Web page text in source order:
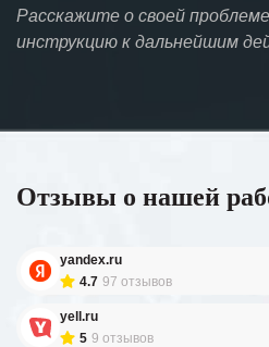
Расскажите о своей
инструкцию к дальнейшим
Отзывы о нашей
yandex.ru
4.7 97 отзывов
yell.ru
5 9 отзывов